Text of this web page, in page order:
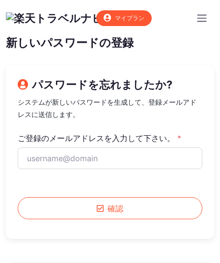
マイプラン
新しいパスワードの登録
パスワードを忘れましたか?
システムが新しいパスワードを生成して、登録メールアド
レスに送信します。
ご登録のメールアドレスを入力して下さい。 *
確認